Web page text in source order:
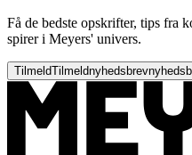
Få de bedste opskrifter, tips fra
spirer i Meyers' univers.
TilmeldTilmeldnyhedsbrev